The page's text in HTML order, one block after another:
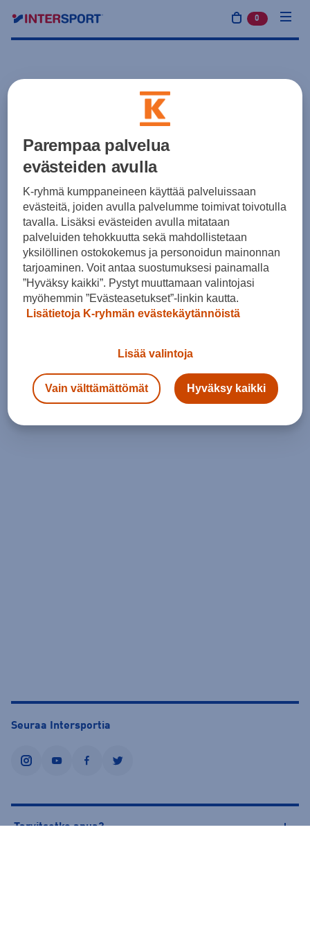
0 tuotetta
Seuraa Intersportia
instagramyoutubefacebooktwitter
Tarvitsetko apua?
Parempaa palvelua
evästeiden avulla
K-ryhmä kumppaneineen käyttää palveluissaan
evästeitä, joiden avulla palvelumme toimivat toivotulla
tavalla. Lisäksi evästeiden avulla mitataan
palveluiden tehokkuutta sekä mahdollistetaan
yksilöllinen ostokokemus ja personoidun mainonnan
tarjoaminen. Voit antaa suostumuksesi painamalla
”Hyväksy kaikki”. Pystyt muuttamaan valintojasi
myöhemmin ”Evästeasetukset”-linkin kautta.
Lisätietoja K-ryhmän evästekäytännöistä
Lisää valintoja
Vain välttämättömät Hyväksy kaikki